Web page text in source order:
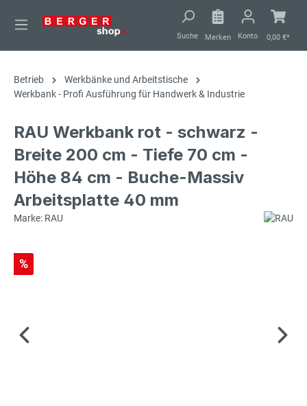
springen
Suche Merken Konto 0,00 €*
Betrieb
Werkbänke und Arbeitstische
Werkbank - Profi Ausführung für Handwerk & Industrie
RAU Werkbank rot - schwarz -
Breite 200 cm - Tiefe 70 cm -
Höhe 84 cm - Buche-Massiv
Arbeitsplatte 40 mm
Marke: RAU
%